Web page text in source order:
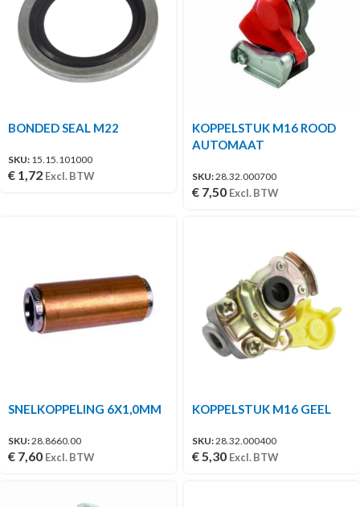
BONDED SEAL M22
SKU: 15.15.101000
€ 1,72 Excl. BTW
KOPPELSTUK M16 ROOD
AUTOMAAT
SKU:28.32.000700
€ 7,50 Excl. BTW
SNELKOPPELING 6X1,0MM
SKU:28.8660.00
€ 7,60 Excl. BTW
KOPPELSTUK M16 GEEL
SKU:28.32.000400
€5,30 Excl. BTW